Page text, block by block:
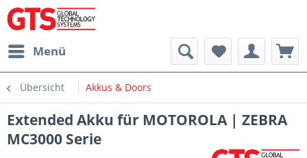
Menü
Übersicht Akkus & Doors
Extended Akku für MOTOROLA | ZEBRA
MC3000 Serie